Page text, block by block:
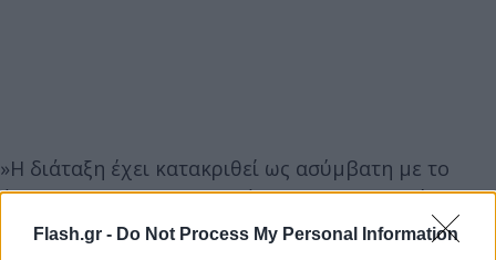
Flash.gr - Do Not Process My Personal Information
»Η διάταξη έχει κατακριθεί ως ασύμβατη με το
άρθρο 19 παρ. 1 του Συντάγματος (προστασία
απορρήτου των επικοινωνιών), με το άρθρο 8 της